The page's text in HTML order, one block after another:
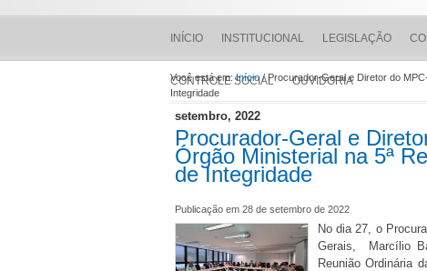
INÍCIO INSTITUCIONAL LEGISLAÇÃO
CONTROLE SOCIAL OUVIDORIA
Você está em:Início/ Procurador-Geral e Diretor do
Integridade
setembro, 2022
Procurador-Geral e
Órgão Ministerial na 5ª
de Integridade
Publicação em 28 de setembro de 2022
No dia 27, o
Gerais, Marcílio
Reunião Ordinária